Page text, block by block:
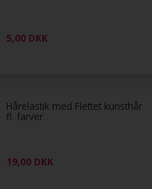
5,00 DKK
Hårelastik med Flettet kunsthår
fl. farver
19,00 DKK